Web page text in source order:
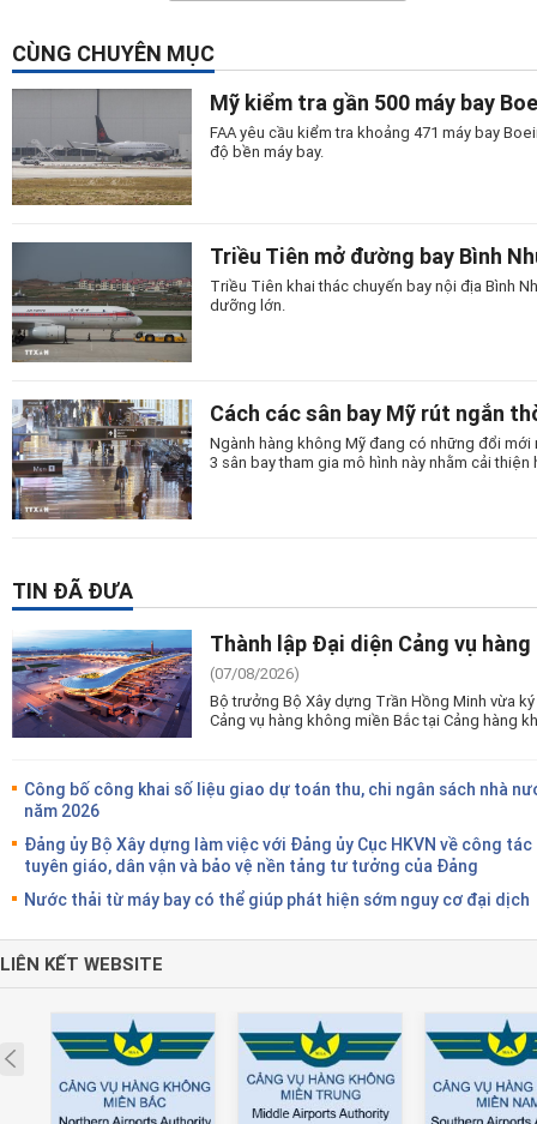
CÙNG CHUYÊN MỤC
Mỹ kiểm tra gần 500 máy bay
FAA yêu cầu kiểm tra khoảng 471 máy bay
độ bền máy bay.
Triều Tiên mở đường bay Bình
Triều Tiên khai thác chuyến bay nội địa Bình
dưỡng lớn.
Cách các sân bay Mỹ rút ngắn
Ngành hàng không Mỹ đang có những đổi
3 sân bay tham gia mô hình này nhằm cải thiện
TIN ĐÃ ĐƯA
Thành lập Đại diện Cảng vụ
(07/08/2026)
Bộ trưởng Bộ Xây dựng Trần Hồng Minh vừa
Cảng vụ hàng không miền Bắc tại Cảng hàng
Công bố công khai số liệu giao dự toán thu, chi ngân sách nhà
năm 2026
Đảng ủy Bộ Xây dựng làm việc với Đảng ủy Cục HKVN về công tác
tuyên giáo, dân vận và bảo vệ nền tảng tư tưởng của Đảng
Nước thải từ máy bay có thể giúp phát hiện sớm nguy cơ đại dịch
LIÊN KẾT WEBSITE
Prev